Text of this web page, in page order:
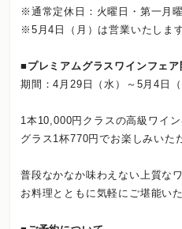
※通常定休日：火曜日・第一月
※5月4日（月）は営業いたしま
■プレミアムグラスワインフェア
期間：4月29日（水）～5月4日
1本10,000円クラスの高級ワイン
グラス1杯770円でお楽しみいた
普段なかなか味わえない上質なワ
お料理とともに気軽にご堪能い